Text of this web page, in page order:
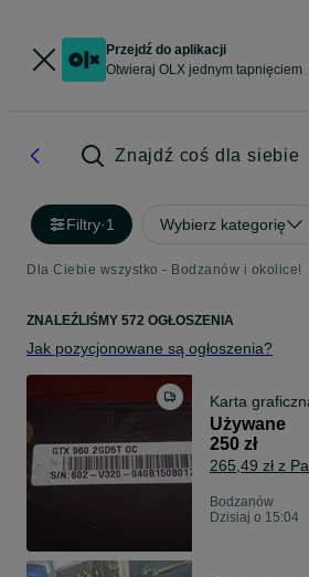
Przejdź do aplikacji
Otwieraj OLX jednym tapnięciem
Znajdź coś dla siebie
Filtry·1 Wybierz kategorię
Dla Ciebie wszystko - Bodzanów i okolice!
ZNALEŹLIŚMY 572 OGŁOSZENIA
Jak pozycjonowane są ogłoszenia?
Karta
Używane
250 zł
265,49 zł z
Bodzanów
Dzisiaj o 15:04